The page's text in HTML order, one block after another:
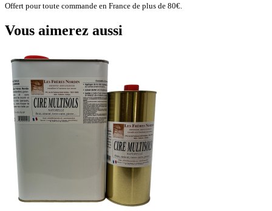
Offert pour toute commande en France de plus de 80€.
Vous aimerez aussi